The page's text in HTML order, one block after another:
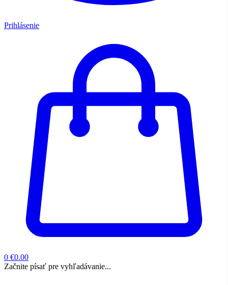
Prihlásenie
0 €0.00
Začnite písať pre vyhľadávanie...